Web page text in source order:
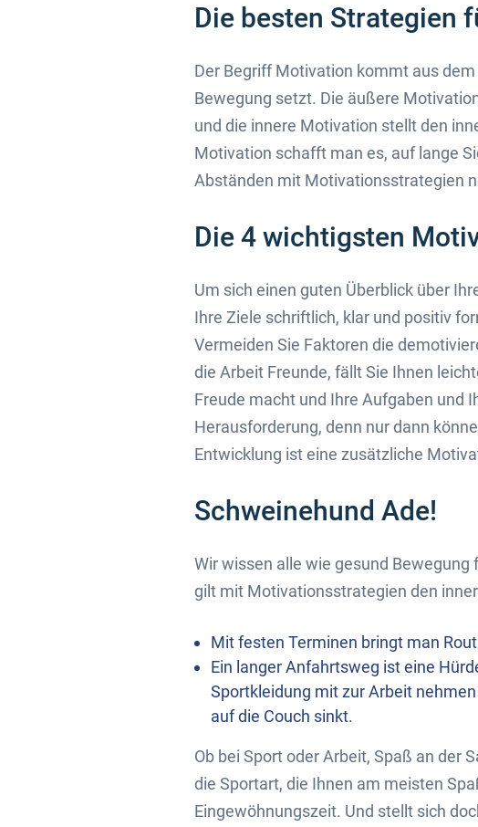
Die besten Strategien
Der Begriff Motivation kommt aus
Bewegung setzt. Die äußere
und die innere Motivation stellt den
Motivation schafft man es, auf lange
Abständen mit Motivationsstrategien
Die 4 wichtigsten
Um sich einen guten Überblick über
Ihre Ziele schriftlich, klar und positiv
Vermeiden Sie Faktoren die
die Arbeit Freunde, fällt Sie Ihnen
Freude macht und Ihre Aufgaben und
Herausforderung, denn nur dann
Entwicklung ist eine zusätzliche
Schweinehund Ade!
Wir wissen alle wie gesund
gilt mit Motivationsstrategien den
Mit festen Terminen bringt man
Ein langer Anfahrtsweg ist eine
Sportkleidung mit zur Arbeit
auf die Couch sinkt.
Ob bei Sport oder Arbeit, Spaß an der
die Sportart, die Ihnen am meisten
Eingewöhnungszeit. Und stellt sich